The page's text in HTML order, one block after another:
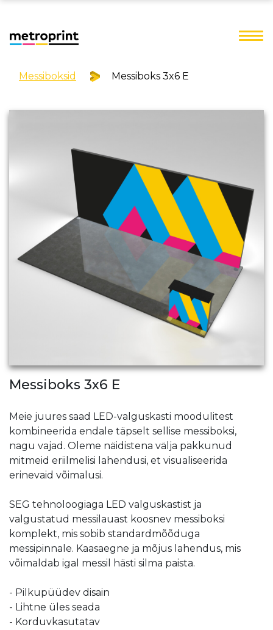
Messiboksid Messiboks 3x6 E
Messiboks 3x6 E
Meie juures saad LED-valguskasti moodulitest
kombineerida endale täpselt sellise messiboksi,
nagu vajad. Oleme näidistena välja pakkunud
mitmeid eriilmelisi lahendusi, et visualiseerida
erinevaid võimalusi.
SEG tehnoloogiaga LED valguskastist ja
valgustatud messilauast koosnev messiboksi
komplekt, mis sobib standardmõõduga
messipinnale. Kaasaegne ja mõjus lahendus, mis
võimaldab igal messil hästi silma paista.
- Pilkupüüdev disain
- Lihtne üles seada
- Korduvkasutatav